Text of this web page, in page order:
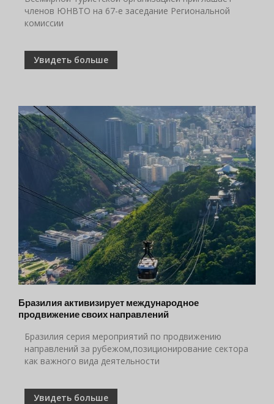
членов ЮНВТО на 67-е заседание Региональной
комиссии
Увидеть больше
Бразилия активизирует международное
продвижение своих направлений
Бразилия серия мероприятий по продвижению
направлений за рубежом,позиционирование сектора
как важного вида деятельности
Увидеть больше